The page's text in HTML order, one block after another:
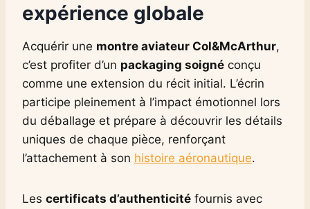
expérience globale
Acquérir une montre aviateur Col&McArthur,
c’est profiter d’un packaging soigné conçu
comme une extension du récit initial. L’écrin
participe pleinement à l’impact émotionnel lors
du déballage et prépare à découvrir les détails
uniques de chaque pièce, renforçant
l’attachement à son histoire aéronautique.
Les certificats d’authenticité fournis avec